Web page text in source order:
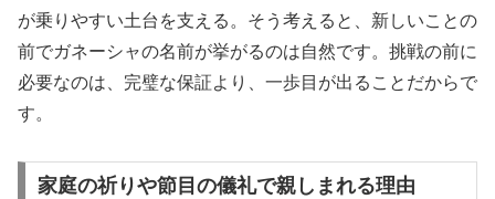
が乗りやすい土台を支える。そう考えると、新しいことの
前でガネーシャの名前が挙がるのは自然です。挑戦の前に
必要なのは、完璧な保証より、一歩目が出ることだからで
す。
家庭の祈りや節目の儀礼で親しまれる理由